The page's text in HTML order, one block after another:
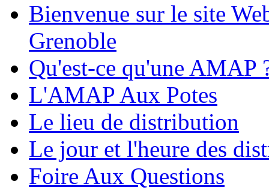
Bienvenue sur le site
Grenoble
Qu'est-ce qu'une AMAP
L'AMAP Aux Potes
Le lieu de distribution
Le jour et l'heure des
Foire Aux Questions